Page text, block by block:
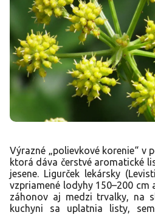
Výrazné „polievkové korenie“ v
ktorá dáva čerstvé aromatické
jesene. Ligurček lekársky
vzpriamené lodyhy 150–200 cm
záhonov aj medzi trvalky, na
kuchyni sa uplatnia listy,